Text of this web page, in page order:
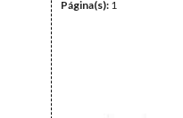
Página(s): 1